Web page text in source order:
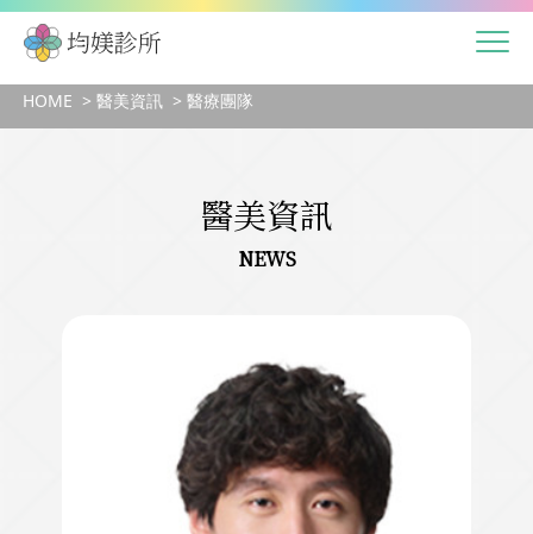
HOME 醫美資訊 醫療團隊
醫美資訊
NEWS